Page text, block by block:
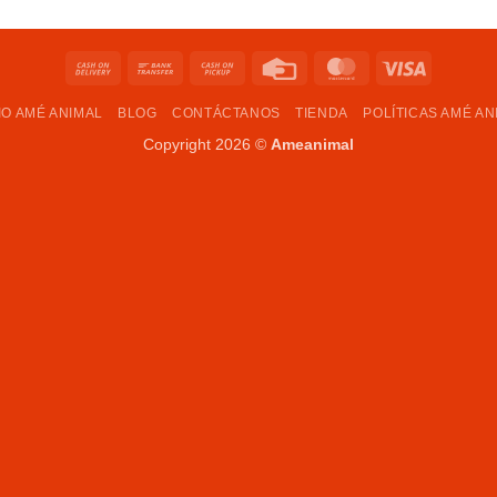
Cash
Delivery
Bank
Cash
Pickup
Credit
MasterCard
AMÉ ANIMAL BLOG CONTÁCTANOS TIENDA POLÍTICAS AMÉ
Copyright 2026 © Ameanimal